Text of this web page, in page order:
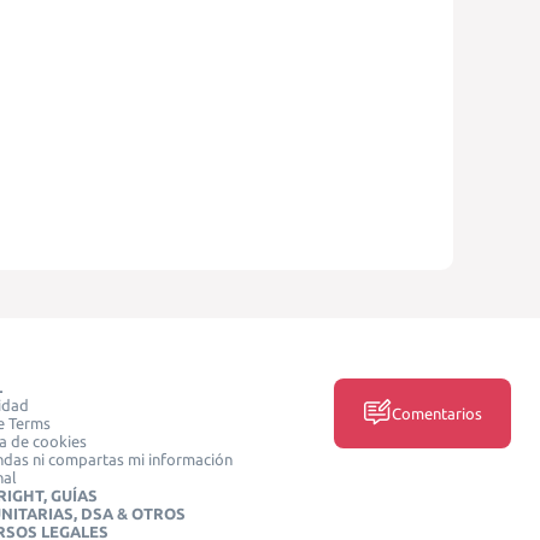
Terms
de cookies
ni compartas mi información
GUÍAS
DSA & OTROS
LEGALES
Comentarios